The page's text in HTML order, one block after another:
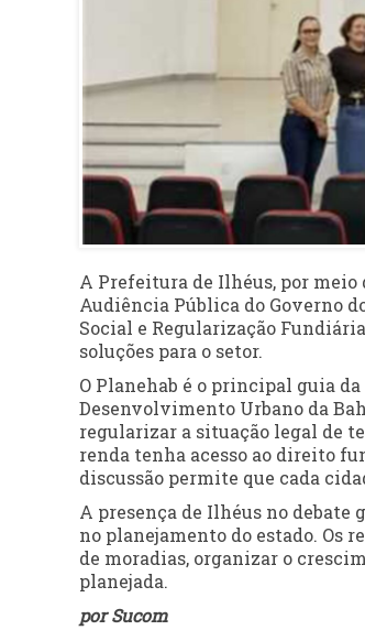
A Prefeitura de Ilhéus, por meio
Audiência Pública do Governo
Social e Regularização
soluções para o setor.
O Planehab é o principal guia
Desenvolvimento Urbano da
regularizar a situação legal de
renda tenha acesso ao direito
discussão permite que cada
A presença de Ilhéus no debate
no planejamento do estado. Os
de moradias, organizar o
planejada.
por Sucom